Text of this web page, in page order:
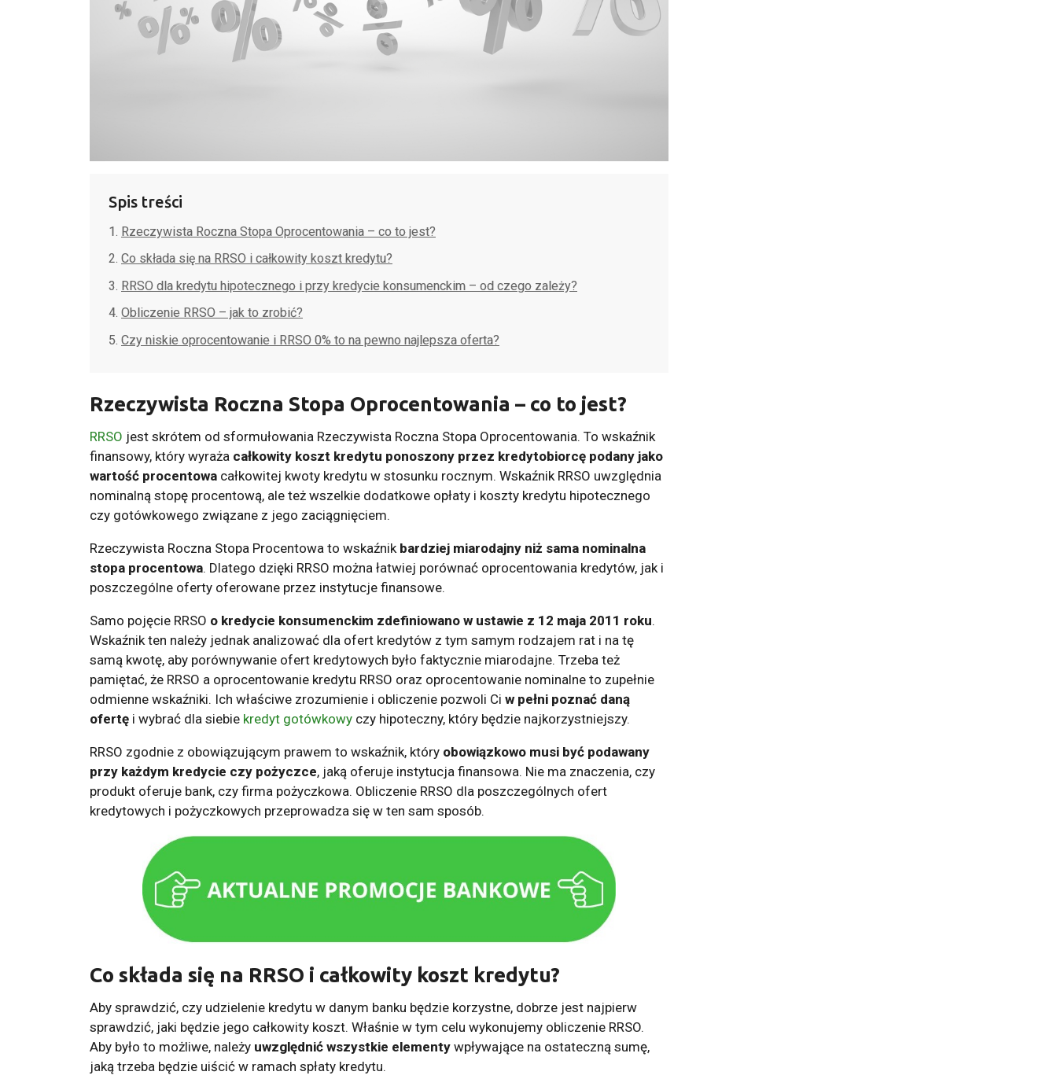
Spis treści
Rzeczywista Roczna Stopa Oprocentowania – co to jest?
Co składa się na RRSO i całkowity koszt kredytu?
RRSO dla kredytu hipotecznego i przy kredycie konsumenckim – od czego zależy?
Obliczenie RRSO – jak to zrobić?
Czy niskie oprocentowanie i RRSO 0% to na pewno najlepsza oferta?
Rzeczywista Roczna Stopa Oprocentowania – co to jest?
RRSO jest skrótem od sformułowania Rzeczywista Roczna Stopa Oprocentowania. To wskaźnik
finansowy, który wyraża całkowity koszt kredytu ponoszony przez kredytobiorcę podany jako
wartość procentowa całkowitej kwoty kredytu w stosunku rocznym. Wskaźnik RRSO uwzględnia
nominalną stopę procentową, ale też wszelkie dodatkowe opłaty i koszty kredytu hipotecznego
czy gotówkowego związane z jego zaciągnięciem.
Rzeczywista Roczna Stopa Procentowa to wskaźnik bardziej miarodajny niż sama nominalna
stopa procentowa. Dlatego dzięki RRSO można łatwiej porównać oprocentowania kredytów, jak i
poszczególne oferty oferowane przez instytucje finansowe.
Samo pojęcie RRSO o kredycie konsumenckim zdefiniowano w ustawie z 12 maja 2011 roku.
Wskaźnik ten należy jednak analizować dla ofert kredytów z tym samym rodzajem rat i na tę
samą kwotę, aby porównywanie ofert kredytowych było faktycznie miarodajne. Trzeba też
pamiętać, że RRSO a oprocentowanie kredytu RRSO oraz oprocentowanie nominalne to zupełnie
odmienne wskaźniki. Ich właściwe zrozumienie i obliczenie pozwoli Ci w pełni poznać daną
ofertę i wybrać dla siebie kredyt gotówkowy czy hipoteczny, który będzie najkorzystniejszy.
RRSO zgodnie z obowiązującym prawem to wskaźnik, który obowiązkowo musi być podawany
przy każdym kredycie czy pożyczce, jaką oferuje instytucja finansowa. Nie ma znaczenia, czy
produkt oferuje bank, czy firma pożyczkowa. Obliczenie RRSO dla poszczególnych ofert
kredytowych i pożyczkowych przeprowadza się w ten sam sposób.
Co składa się na RRSO i całkowity koszt kredytu?
Aby sprawdzić, czy udzielenie kredytu w danym banku będzie korzystne, dobrze jest najpierw
sprawdzić, jaki będzie jego całkowity koszt. Właśnie w tym celu wykonujemy obliczenie RRSO.
Aby było to możliwe, należy uwzględnić wszystkie elementy wpływające na ostateczną sumę,
jaką trzeba będzie uiścić w ramach spłaty kredytu.